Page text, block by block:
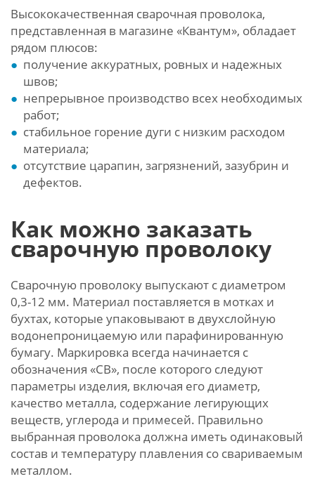
Высококачественная сварочная проволока,
представленная в магазине «Квантум», обладает
рядом плюсов:
получение аккуратных, ровных и надежных
швов;
непрерывное производство всех необходимых
работ;
стабильное горение дуги с низким расходом
материала;
отсутствие царапин, загрязнений, зазубрин и
дефектов.
Как можно заказать
сварочную проволоку
Сварочную проволоку выпускают с диаметром
0,3-12 мм. Материал поставляется в мотках и
бухтах, которые упаковывают в двухслойную
водонепроницаемую или парафинированную
бумагу. Маркировка всегда начинается с
обозначения «СВ», после которого следуют
параметры изделия, включая его диаметр,
качество металла, содержание легирующих
веществ, углерода и примесей. Правильно
выбранная проволока должна иметь одинаковый
состав и температуру плавления со свариваемым
металлом.